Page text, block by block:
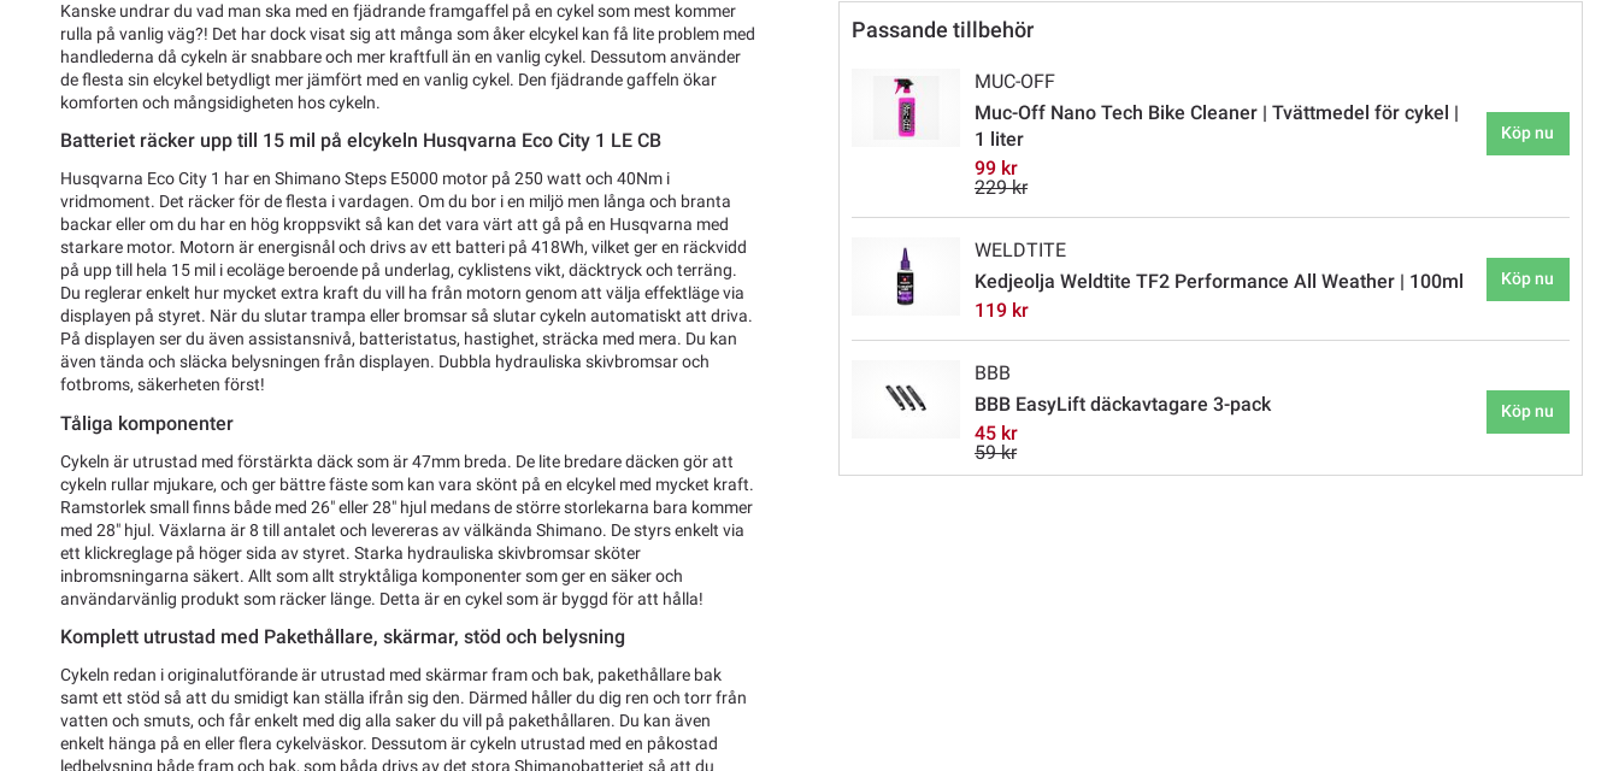
Kanske undrar du vad man ska med en fjädrande framgaffel på en cykel som mest kommer
rulla på vanlig väg?! Det har dock visat sig att många som åker elcykel kan få lite problem med
handlederna då cykeln är snabbare och mer kraftfull än en vanlig cykel. Dessutom använder
de flesta sin elcykel betydligt mer jämfört med en vanlig cykel. Den fjädrande gaffeln ökar
komforten och mångsidigheten hos cykeln.
Batteriet räcker upp till 15 mil på elcykeln Husqvarna Eco City 1 LE CB
Husqvarna Eco City 1 har en Shimano Steps E5000 motor på 250 watt och 40Nm i
vridmoment. Det räcker för de flesta i vardagen. Om du bor i en miljö men långa och branta
backar eller om du har en hög kroppsvikt så kan det vara värt att gå på en Husqvarna med
starkare motor. Motorn är energisnål och drivs av ett batteri på 418Wh, vilket ger en räckvidd
på upp till hela 15 mil i ecoläge beroende på underlag, cyklistens vikt, däcktryck och terräng.
Du reglerar enkelt hur mycket extra kraft du vill ha från motorn genom att välja effektläge via
displayen på styret. När du slutar trampa eller bromsar så slutar cykeln automatiskt att driva.
På displayen ser du även assistansnivå, batteristatus, hastighet, sträcka med mera. Du kan
även tända och släcka belysningen från displayen. Dubbla hydrauliska skivbromsar och
fotbroms, säkerheten först!
Tåliga komponenter
Cykeln är utrustad med förstärkta däck som är 47mm breda. De lite bredare däcken gör att
cykeln rullar mjukare, och ger bättre fäste som kan vara skönt på en elcykel med mycket kraft.
Ramstorlek small finns både med 26" eller 28" hjul medans de större storlekarna bara kommer
med 28" hjul. Växlarna är 8 till antalet och levereras av välkända Shimano. De styrs enkelt via
ett klickreglage på höger sida av styret. Starka hydrauliska skivbromsar sköter
inbromsningarna säkert. Allt som allt stryktåliga komponenter som ger en säker och
användarvänlig produkt som räcker länge. Detta är en cykel som är byggd för att hålla!
Komplett utrustad med Pakethållare, skärmar, stöd och belysning
Cykeln redan i originalutförande är utrustad med skärmar fram och bak, pakethållare bak
samt ett stöd så att du smidigt kan ställa ifrån sig den. Därmed håller du dig ren och torr från
vatten och smuts, och får enkelt med dig alla saker du vill på pakethållaren. Du kan även
enkelt hänga på en eller flera cykelväskor. Dessutom är cykeln utrustad med en påkostad
ledbelysning både fram och bak, som båda drivs av det stora Shimanobatteriet så att du
Passande tillbehör
MUC-OFF
Muc-Off Nano Tech Bike Cleaner | Tvättmedel för cykel |
1 liter
99 kr
229 kr
Köp nu
WELDTITE
Kedjeolja Weldtite TF2 Performance All Weather | 100ml
119 kr
Köp nu
BBB
BBB EasyLift däckavtagare 3-pack
45 kr
59 kr
Köp nu